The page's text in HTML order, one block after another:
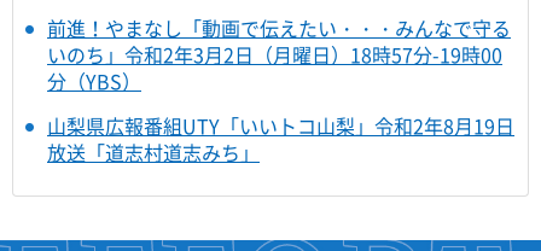
前進！やまなし「動画で伝えたい・・・みんなで守る
いのち」令和2年3月2日（月曜日）18時57分-19時00
分（YBS）
山梨県広報番組UTY「いいトコ山梨」令和2年8月19日
放送「道志村道志みち」